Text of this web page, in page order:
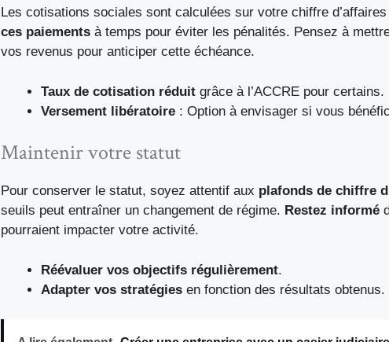
Les cotisations sociales sont calculées sur votre chiffre
ces paiements à temps pour éviter les pénalités. Pensez à
vos revenus pour anticiper cette échéance.
Taux de cotisation réduit grâce à l’ACCRE pour certains.
Versement libératoire : Option à envisager si vous
Maintenir votre statut
Pour conserver le statut, soyez attentif aux plafonds de chiffre
seuils peut entraîner un changement de régime. Restez informé
pourraient impacter votre activité.
Réévaluer vos objectifs régulièrement.
Adapter vos stratégies en fonction des résultats obtenus.